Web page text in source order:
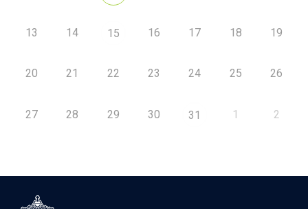
13 14 15 16 17 18 19
20 21 22 23 24 25 26
27 28 29 30 31 1 2